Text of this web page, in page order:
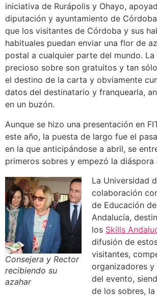
iniciativa de Rurápolis y Ohayo,
diputación y ayuntamiento de
que los visitantes de Córdoba y sus
habituales puedan enviar una flor de
postal a cualquier parte del mundo.
precioso sobre son gratuitos y tan
el destino de la carta y obviamente
datos del destinatario y franquearla,
en un buzón.
Aunque se hizo una presentación en
este año, la puesta de largo fue el
en la que anticipándose a abril, se
primeros sobres y empezó la diáspora
Consejera y Rector
recibiendo su
azahar
La Universidad
colaboración
de Educación
Andalucía,
los Skills
difusión de
visitantes,
organizadores
del evento,
de los sobres,